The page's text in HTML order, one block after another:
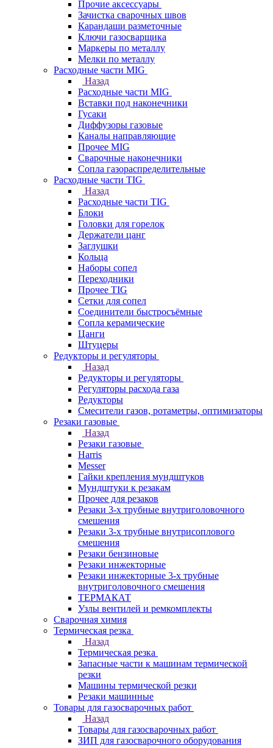
Прочие аксессуары
Зачистка сварочных швов
Карандаши разметочные
Ключи газосварщика
Маркеры по металлу
Мелки по металлу
Расходные части MIG
Назад
Расходные части MIG
Вставки под наконечники
Гусаки
Диффузоры газовые
Каналы направляющие
Прочее MIG
Сварочные наконечники
Сопла газораспределительные
Расходные части TIG
Назад
Расходные части TIG
Блоки
Головки для горелок
Держатели цанг
Заглушки
Кольца
Наборы сопел
Переходники
Прочее TIG
Сетки для сопел
Соединители быстросъёмные
Сопла керамические
Цанги
Штуцеры
Редукторы и регуляторы
Назад
Редукторы и регуляторы
Регуляторы расхода газа
Редукторы
Смесители газов, ротаметры, оптимизаторы
Резаки газовые
Назад
Резаки газовые
Harris
Messer
Гайки крепления мундштуков
Мундштуки к резакам
Прочее для резаков
Резаки 3-х трубные внутриголовочного
смешения
Резаки 3-х трубные внутрисоплового
смешения
Резаки бензиновые
Резаки инжекторные
Резаки инжекторные 3-х трубные
внутриголовочного смешения
ТЕРМАКАТ
Узлы вентилей и ремкомплекты
Сварочная химия
Термическая резка
Назад
Термическая резка
Запасные части к машинам термической
резки
Машины термической резки
Резаки машинные
Товары для газосварочных работ
Назад
Товары для газосварочных работ
ЗИП для газосварочного оборудования